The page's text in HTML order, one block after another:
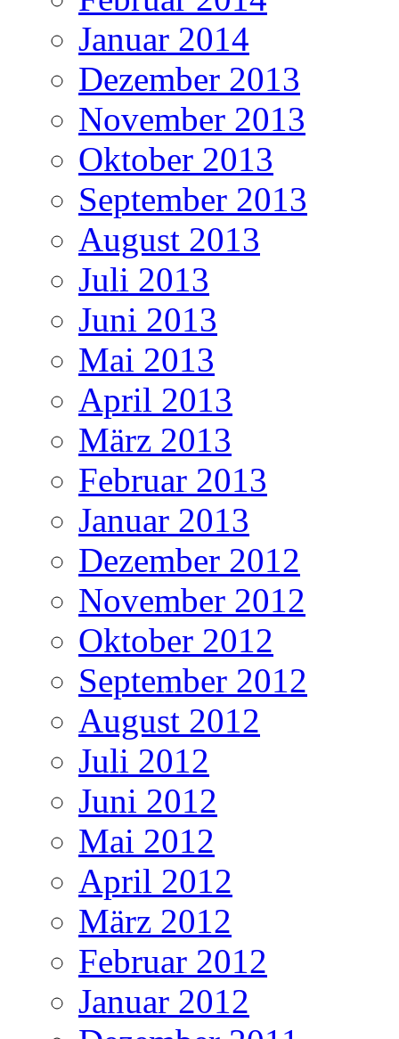
Januar 2014
Dezember 2013
November 2013
Oktober 2013
September 2013
August 2013
Juli 2013
Juni 2013
Mai 2013
April 2013
März 2013
Februar 2013
Januar 2013
Dezember 2012
November 2012
Oktober 2012
September 2012
August 2012
Juli 2012
Juni 2012
Mai 2012
April 2012
März 2012
Februar 2012
Januar 2012